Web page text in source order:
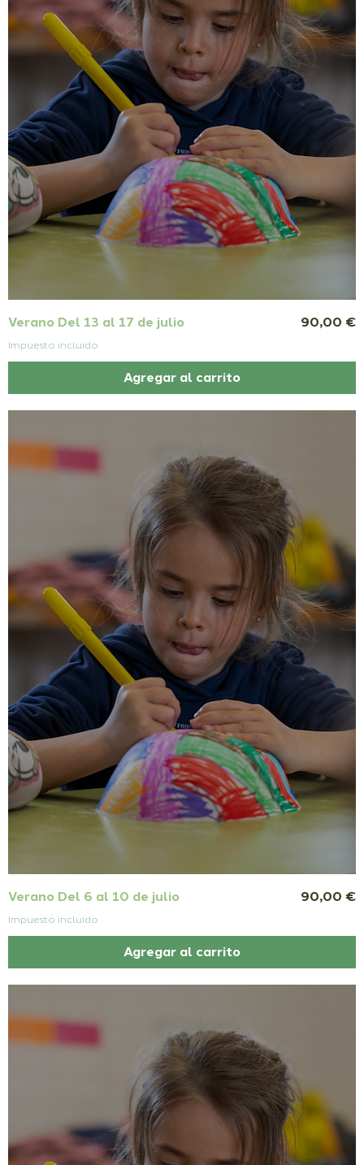
Verano Del 13 al 17 de julio Precio
90,00 €
Impuesto incluido
Agregar al carrito
Verano Del 6 al 10 de julio Precio
90,00 €
Impuesto incluido
Agregar al carrito